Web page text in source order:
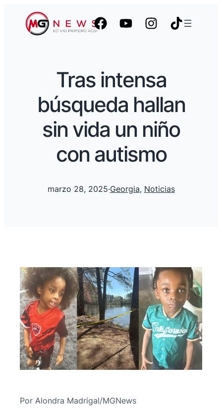
Tras intensa
búsqueda hallan
sin vida un niño
con autismo
marzo 28, 2025·Georgia, Noticias
Por Alondra Madrigal/MGNews